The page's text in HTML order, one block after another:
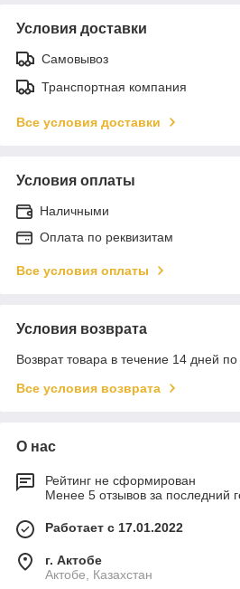
Условия доставки
Самовывоз
Транспортная компания
Все условия доставки
Условия оплаты
Наличными
Оплата по реквизитам
Все условия оплаты
Условия возврата
Возврат товара в течение 14 дней
Все условия возврата
О нас
Рейтинг не сформирован
Менее 5 отзывов за последний
Работает с 17.01.2022
г. Актобе
Актобе, Казахстан